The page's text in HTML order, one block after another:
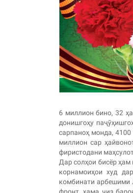
6 миллион бино, 32
донишгоҳу
сарпаноҳ монда, 4100
миллион сар
фиристодани
Дар солҳои бисёр ҳам
корнамоиҳои худ
комбинати арбешими